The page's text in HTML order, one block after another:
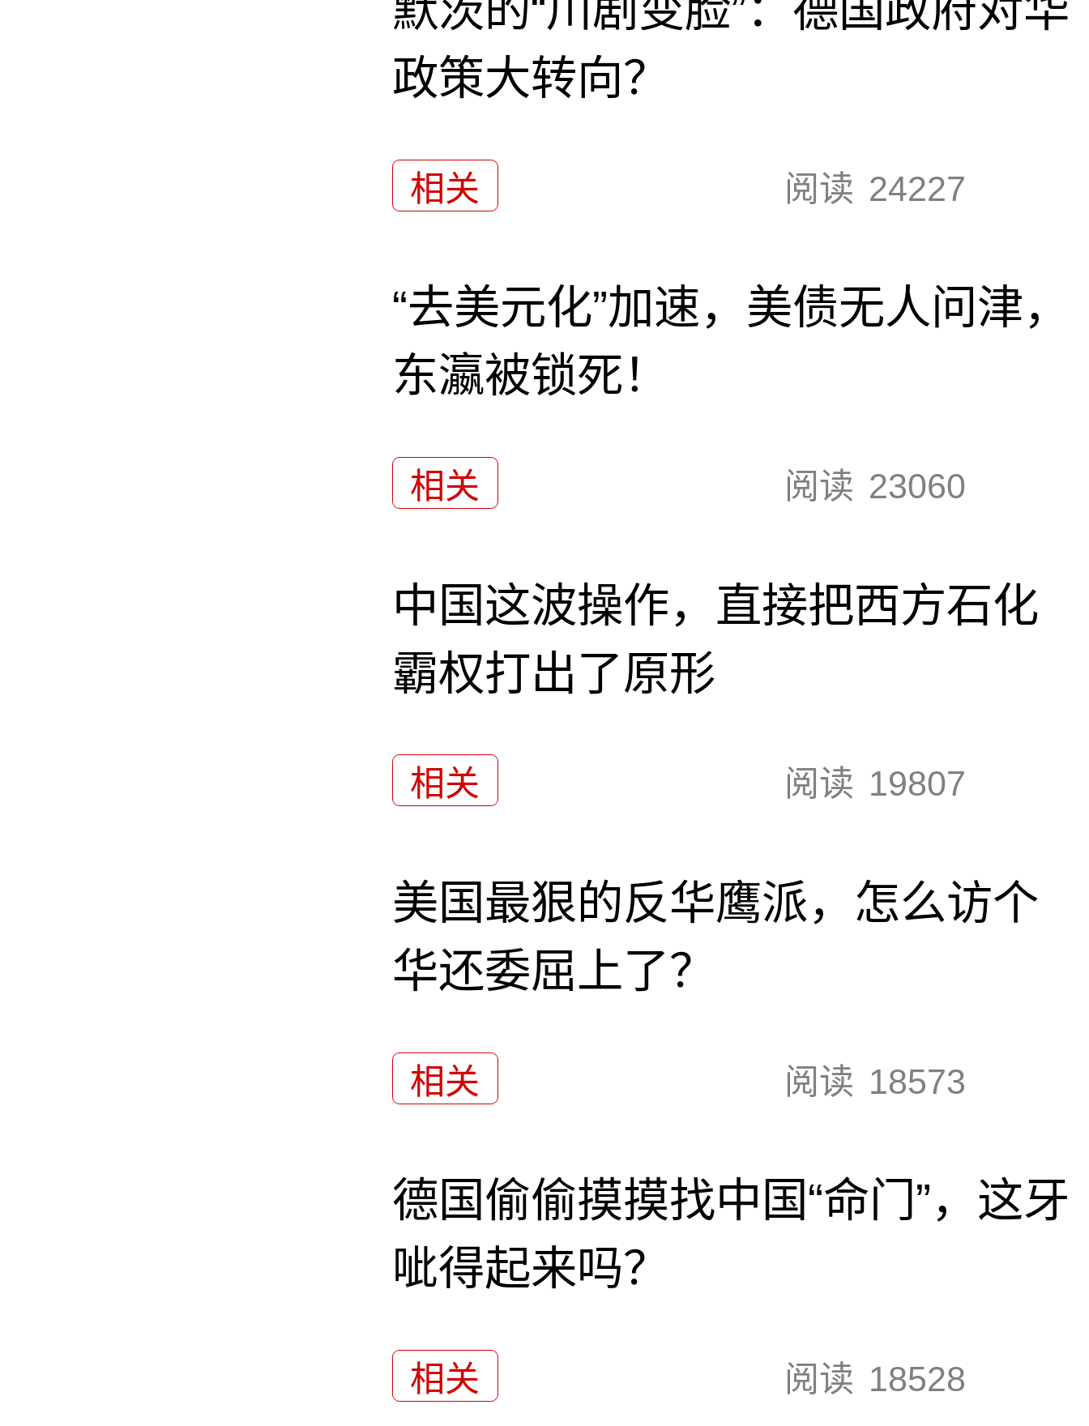
政策大转向？
相关 阅读 24227
“去美元化”加速，美债无人问津，
东瀛被锁死！
相关 阅读 23060
中国这波操作，直接把西方石化
霸权打出了原形
相关 阅读 19807
美国最狠的反华鹰派，怎么访个
华还委屈上了？
相关 阅读 18573
德国偷偷摸摸找中国“命门”，这牙
呲得起来吗？
相关 阅读 18528